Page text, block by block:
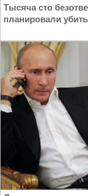
Тысяча сто
планировали